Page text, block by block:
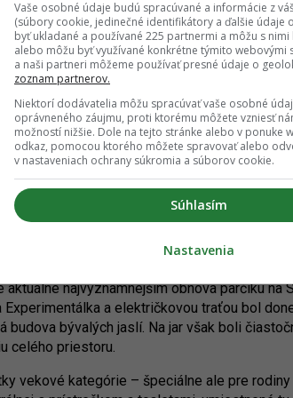
s malými deťmi). Paradoxne, voči
mohla existovať a byť v prevádzke.
materská škola na Gelnickej. Predmetom
spolufinancovaný z eurofondov. Práce budú
odovzdaná do prevádzky.
aj napriek odporu časti susedov.
najvýznamnejším obnova parčíku na
a električkovou traťou bol
budova bývalých jaslí. Na jar však boli
celého priestoru.
vekové kategórie – špeciálne ale pre
Vaše osobné údaje budú spracúvané a informácie z
(súbory cookie, jedinečné identifikátory a ďalšie údaje
byť ukladané a používané 225 partnermi a môžu s nimi
alebo môžu byť využívané konkrétne týmito webovými
a naši partneri môžeme používať presné údaje o
zoznam partnerov.
Niektorí dodávatelia môžu spracúvať vaše osobné
oprávneného záujmu, proti ktorému môžete vzniesť
možností nižšie. Dole na tejto stránke alebo v ponuke
odkaz, pomocou ktorého môžete spravovať alebo
v nastaveniach ochrany súkromia a súborov cookie.
Súhlasím
Nastavenia